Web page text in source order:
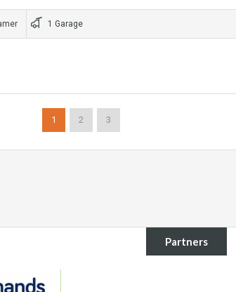
1 Garage
1 2 3
Partners